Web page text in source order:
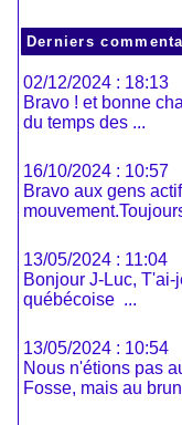
Derniers
02/12/2024 : 18:13
Bravo ! et bonne
du temps des ...
16/10/2024 : 10:57
Bravo aux gens
13/05/2024 : 11:04
Bonjour J-Luc,
québécoise ...
13/05/2024 : 10:54
Nous n'étions pas
Fosse, mais au